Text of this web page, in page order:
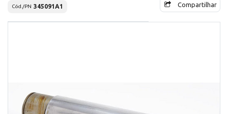
Cód./PN 345091A1 Compartilhar